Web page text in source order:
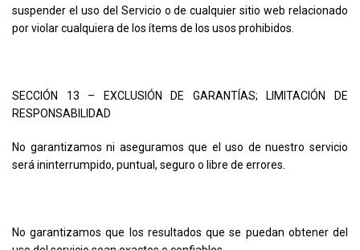
suspender el uso del Servicio o de cualquier sitio web relacionado
por violar cualquiera de los ítems de los usos prohibidos.
SECCIÓN 13 – EXCLUSIÓN DE GARANTÍAS; LIMITACIÓN DE
RESPONSABILIDAD
No garantizamos ni aseguramos que el uso de nuestro servicio
será ininterrumpido, puntual, seguro o libre de errores.
No garantizamos que los resultados que se puedan obtener del